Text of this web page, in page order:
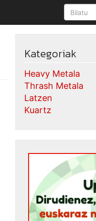
Kategoriak
Heavy Metala
Thrash Metala
Latzen
Kuartz